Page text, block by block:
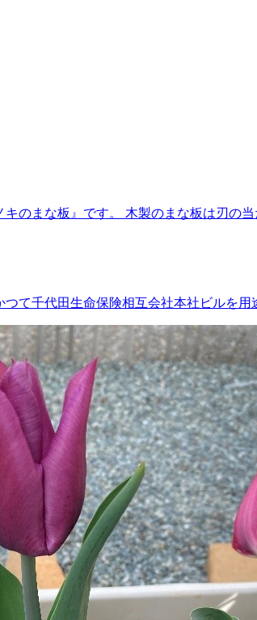
のまな板』です。 木製のまな板は刃の
て千代田生命保険相互会社本社ビルを